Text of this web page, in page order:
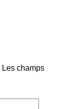
Les champs